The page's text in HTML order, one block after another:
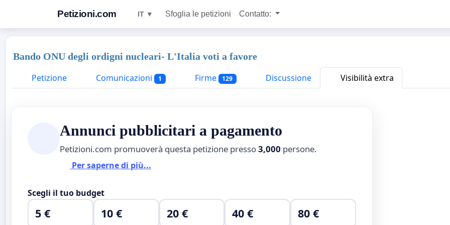
Petizioni.com IT ▼ Sfoglia le petizioni Contatto:
Bando ONU degli ordigni nucleari- L'Italia voti a favore
Petizione
Comunicazioni 1 Firme 129 Discussione Visibilità extra
Annunci pubblicitari a pagamento
Petizioni.com promuoverà questa petizione presso3,000 persone.
Per saperne di più...
Scegli il tuo budget
5 € 10 € 20 € 40 € 80 €